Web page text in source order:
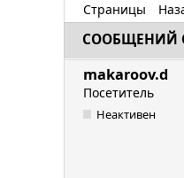
Страницы
СООБЩЕНИЙ
makaroov.d
Посетитель
Неактивен